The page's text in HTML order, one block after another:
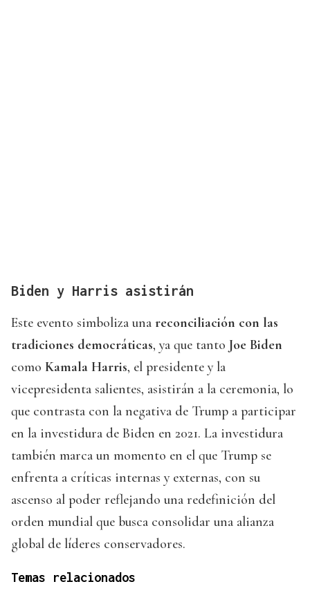
Biden y Harris asistirán
Este evento simboliza una reconciliación con las
tradiciones democráticas, ya que tanto Joe Biden
como Kamala Harris, el presidente y la
vicepresidenta salientes, asistirán a la ceremonia, lo
que contrasta con la negativa de Trump a participar
en la investidura de Biden en 2021. La investidura
también marca un momento en el que Trump se
enfrenta a críticas internas y externas, con su
ascenso al poder reflejando una redefinición del
orden mundial que busca consolidar una alianza
global de líderes conservadores.
Temas relacionados